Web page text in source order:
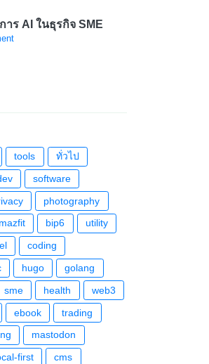
าร AI ในธุรกิจ SME
tools
ทั่วไป
software
photography
bip6
utility
coding
hugo
golang
sme health
web3
ebook
trading
mastodon
first
cms